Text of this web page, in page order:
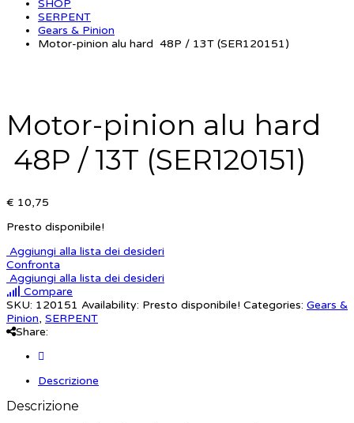
SHOP
SERPENT
Gears & Pinion
Motor-pinion alu hard 48P / 13T (SER120151)
Motor-pinion alu hard
48P / 13T (SER120151)
€ 10,75
Presto disponibile!
Aggiungi alla lista dei desideri
Confronta
Aggiungi alla lista dei desideri
Compare
SKU: 120151 Availability: Presto disponibile! Categories: Gears &
Pinion, SERPENT
Share:
Descrizione
Descrizione